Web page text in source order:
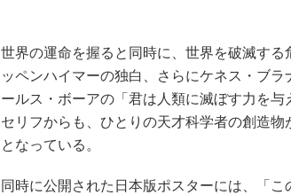
世界の運命を握ると同時に、世界を破滅す
ッペンハイマーの独白、さらにケネス・ブ
ールス・ボーアの「君は人類に滅ぼす力を
セリフからも、ひとりの天才科学者の創造
となっている。
同時に公開された日本版ポスターには、「